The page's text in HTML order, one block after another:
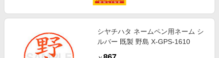
シヤチハタ ネームペン用ネーム シ
ルバー 既製 野島 X-GPS-1610